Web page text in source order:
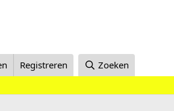
Registreren Zoeken